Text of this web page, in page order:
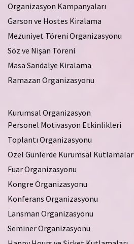
Organizasyon Kampanyaları
Garson ve Hostes Kiralama
Mezuniyet Töreni Organizasyonu
Söz ve Nişan Töreni
Masa Sandalye Kiralama
Ramazan Organizasyonu
Kurumsal Organizasyon
Personel Motivasyon Etkinlikleri
Toplantı Organizasyonu
Özel Günlerde Kurumsal Kutlamalar
Fuar Organizasyonu
Kongre Organizasyonu
Konferans Organizasyonu
Lansman Organizasyonu
Seminer Organizasyonu